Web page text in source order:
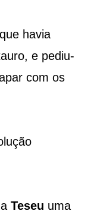
havia
e pediu-
com os
Teseu uma